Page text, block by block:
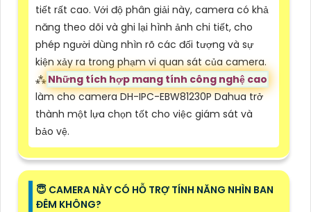
tiết rất cao. Với độ phân giải này, camera có khả
năng theo dõi và ghi lại hình ảnh chi tiết, cho
phép người dùng nhìn rõ các đối tượng và sự
kiện xảy ra trong phạm vi quan sát của camera.
⁂Những tích hợp mang tính công nghệ cao
làm cho camera DH-IPC-EBW81230P Dahua trở
thành một lựa chọn tốt cho việc giám sát và
bảo vệ.
😇 CAMERA NÀY CÓ HỖ TRỢ TÍNH NĂNG NHÌN BAN
ĐÊM KHÔNG?